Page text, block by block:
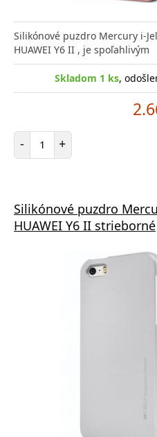
Silikónové puzdro Mercury i-
HUAWEI Y6 II , je spoľahlivým
Skladom 1 ks,
- Počet položiek
+
Silikónové puzdro
HUAWEI Y6 II strieborné